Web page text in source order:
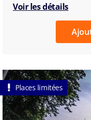
Voir les détails
Places limitées